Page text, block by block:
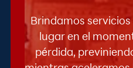
Brindamos
lugar en el
pérdida,